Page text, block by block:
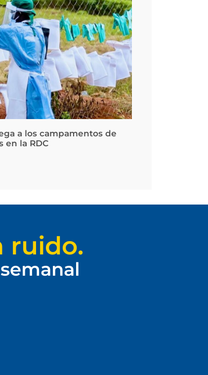
a los campamentos de
en la RDC
ruido.